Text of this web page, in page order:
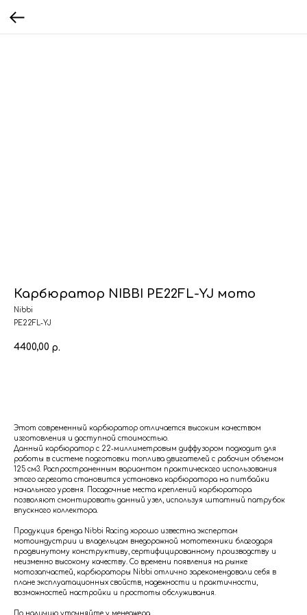
Карбюратор NIBBI PE22FL-YJ мото
Nibbi
PE22FL-YJ
4400,00 р.
Этот современный карбюратор отличается высоким качеством
изготовления и доступной стоимостью.
Данный карбюратор с 22-миллиметровым диффузором подходит для
работы в системе подготовки топлива двигателей с рабочим объемом
125 см3. Распространенным вариантом практического использования
этого агрегата становится установка карбюратора на питбайки
начального уровня. Посадочные места креплений карбюратора
позволяют смонтировать данный узел, используя штатный патрубок
впускного коллектора.
Продукция бренда Nibbi Racing хорошо известна экспертам
мотоиндустрии и владельцам внедорожной мототехники благодаря
продвинутому конструктиву, сертифицированному производству и
неизменно высокому качеству. Со времени появления на рынке
мотозапчастей, карбюраторы Nibbi отлично зарекомендовали себя в
плане эксплуатационных свойств, надежности и практичности,
возможностей настройки и простоты обслуживания.
По наличию уточняйте у менеджера.